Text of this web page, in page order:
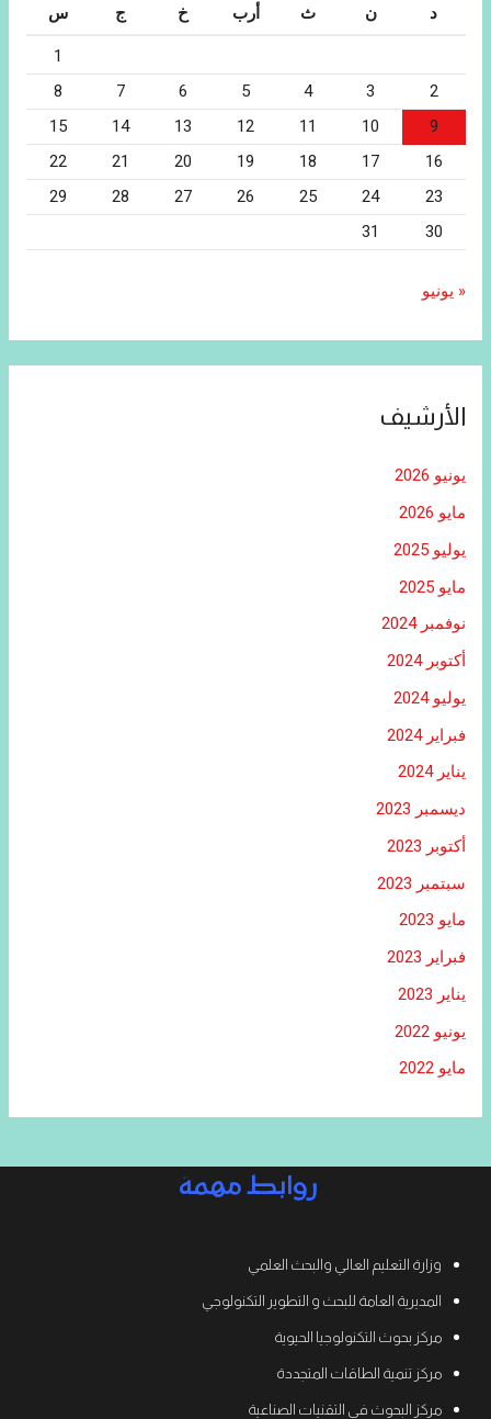
د ن ث أرب خ ج س
1
2
3
4
5
6
7
8
9
10
11
12
13
14
15
16
17
18
19
20
21
22
23
24
25
26
27
28
29
30
31
« يونيو
الأرشيف
يونيو 2026
مايو 2026
يوليو 2025
مايو 2025
نوفمبر 2024
أكتوبر 2024
يوليو 2024
فبراير 2024
يناير 2024
ديسمبر 2023
أكتوبر 2023
سبتمبر 2023
مايو 2023
فبراير 2023
يناير 2023
يونيو 2022
مايو 2022
روابط مهمة
وزارة التعليم العالي والبحث العلمي
المديرية العامة للبحث و التطوير التكنولوجي
مركز بحوث التكنولوجيا الحيوية
مركز تنمية الطاقات المتجددة
مركز البحوث في التقنيات الصناعية